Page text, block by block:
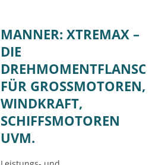
MANNER: XTREMAX –
DIE
FÜR GROSSMOTOREN, W
INDKRAFT, S
CHIFFSMOTOREN U
VM.